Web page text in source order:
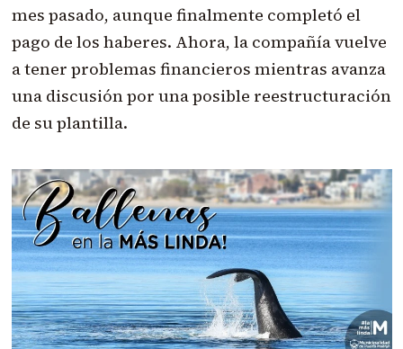
mes pasado, aunque finalmente completó el
pago de los haberes. Ahora, la compañía vuelve
a tener problemas financieros mientras avanza
una discusión por una posible reestructuración
de su plantilla.